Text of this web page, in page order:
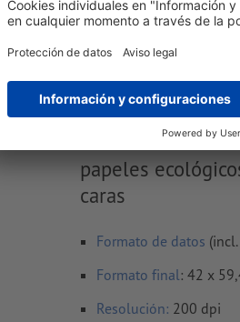
mar. 18 de ago.
Notas sobre
papeles
caras
Formato de datos
Formato final: 42 x
Resolución: 200 dpi